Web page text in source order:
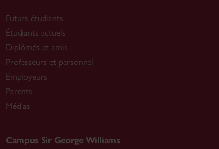
Futurs étudiants
Étudiants actuels
Diplômés et amis
Professeurs et personnel
Employeurs
Parents
Médias
Campus Sir George Williams